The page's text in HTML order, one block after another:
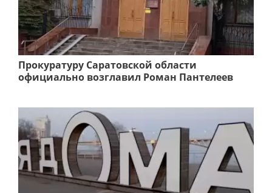
Прокуратуру Саратовской области
официально возглавил Роман Пантелеев